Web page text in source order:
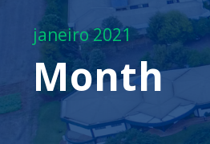
janeiro 2021
Month